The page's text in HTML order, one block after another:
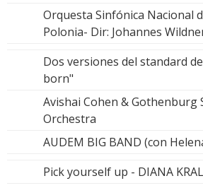
Orquesta Sinfónica Nacional
Polonia- Dir: Johannes
Dos versiones del standard
born"
Avishai Cohen & Gothenburg
Orchestra
AUDEM BIG BAND (con
Pick yourself up - DIANA